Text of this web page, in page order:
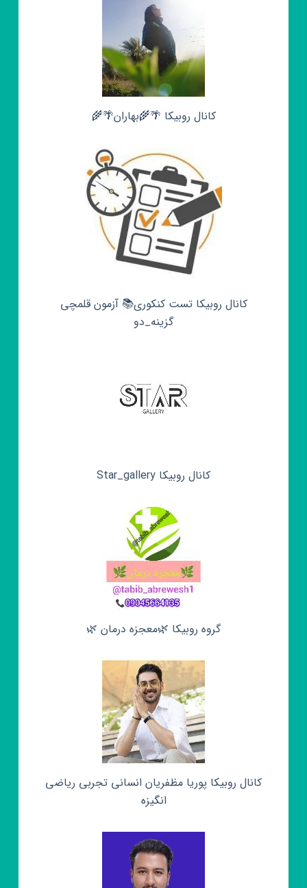
کانال روبیکا 🌴🌾بهاران🌴🌾
کانال روبیکا تست کنکوری📚 آزمون قلمچی‌‌
گزینه_دو
کانال روبیکا Star_gallery
گروه روبیکا 🌿معجزه درمان 🌿
کانال روبیکا پوریا مظفریان انسانی تجربی ریاضی
انگیزه